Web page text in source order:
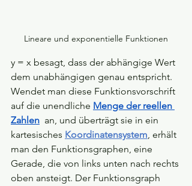
Lineare und exponentielle Funktionen
y = x besagt, dass der abhängige Wert
dem unabhängigen genau entspricht.
Wendet man diese Funktionsvorschrift
auf die unendliche Menge der reellen
Zahlen an, und überträgt sie in ein
kartesisches Koordinatensystem, erhält
man den Funktionsgraphen, eine
Gerade, die von links unten nach rechts
oben ansteigt. Der Funktionsgraph